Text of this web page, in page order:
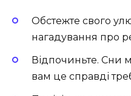
Обстежте свого
нагадування про
Відпочиньте. Сни
вам це справді